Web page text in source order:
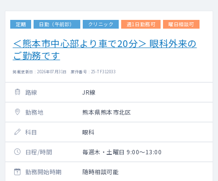
定期 日勤（午前診） クリニック 週1日勤務可 曜日相談可
＜熊本市中心部より車で20分＞ 眼科外来の
ご勤務です
掲載更新日 : 2026年07月31日 案件番号 : 25-TF312033
路線 JR線
勤務地 熊本県熊本市北区
科目 眼科
日程/時間 毎週木・土曜日 9:00～13:00
勤務開始時期 随時相談可能